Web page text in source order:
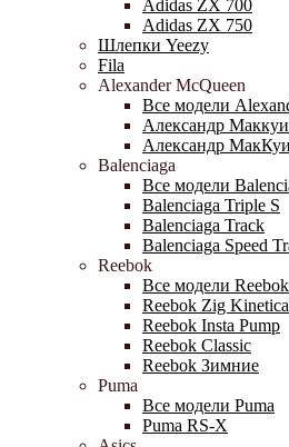
Adidas ZX 700
Adidas ZX 750
Шлепки Yeezy
Fila
Alexander McQueen
Все модели
Александр
Александр
Balenciaga
Все модели
Balenciaga Triple S
Balenciaga Track
Balenciaga Speed
Reebok
Все модели Reebok
Reebok Zig Kinetica
Reebok Insta Pump
Reebok Classic
Reebok Зимние
Puma
Все модели Puma
Puma RS-X